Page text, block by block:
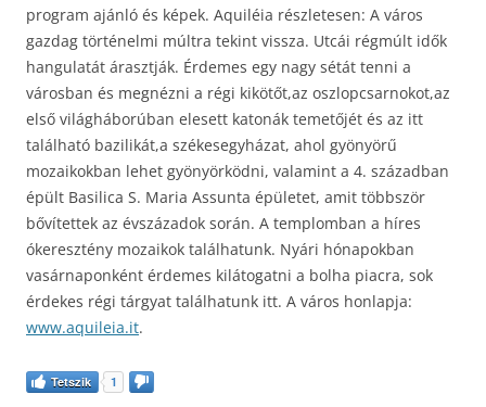
program ajánló és képek. Aquiléia részletesen: A város
gazdag történelmi múltra tekint vissza. Utcái régmúlt idők
hangulatát árasztják. Érdemes egy nagy sétát tenni a
városban és megnézni a régi kikötőt,az oszlopcsarnokot,az
első világháborúban elesett katonák temetőjét és az itt
található bazilikát,a székesegyházat, ahol gyönyörű
mozaikokban lehet gyönyörködni, valamint a 4. században
épült Basilica S. Maria Assunta épületet, amit többször
bővítettek az évszázadok során. A templomban a híres
ókeresztény mozaikok találhatunk. Nyári hónapokban
vasárnaponként érdemes kilátogatni a bolha piacra, sok
érdekes régi tárgyat találhatunk itt. A város honlapja:
www.aquileia.it.
Tetszik 1